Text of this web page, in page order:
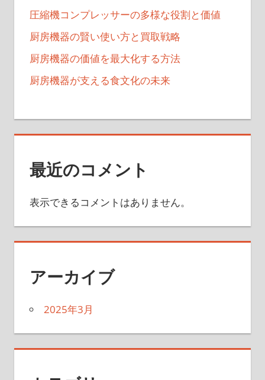
圧縮機コンプレッサーの多様な役割と価値
厨房機器の賢い使い方と買取戦略
厨房機器の価値を最大化する方法
厨房機器が支える食文化の未来
最近のコメント
表示できるコメントはありません。
アーカイブ
2025年3月